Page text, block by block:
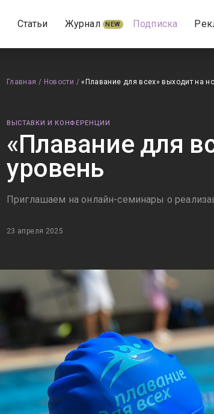
Статьи Журнал NEW Подписка
Главная / Новости / «Плавание для всех» выходит на
ВЫСТАВКИ И КОНФЕРЕНЦИИ
«Плавание для
уровень
Приглашаем на онлайн-семинары о
23 апреля 2025